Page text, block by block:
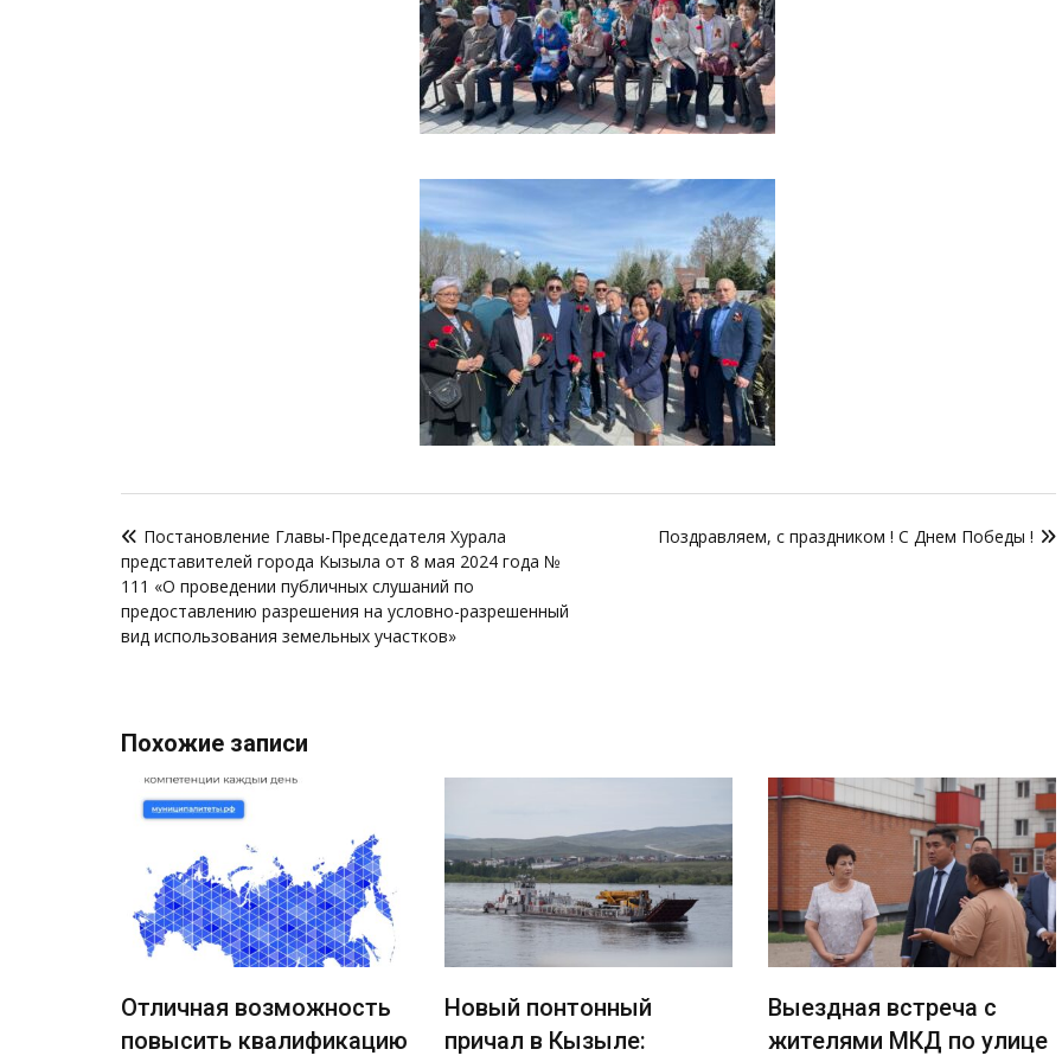
по
записям
Постановление Главы-Председателя Хурала
представителей города Кызыла от 8 мая 2024 года №
111 «О проведении публичных слушаний по
предоставлению разрешения на условно-разрешенный
вид использования земельных участков»
Поздравляем, с праздником ! С Днем Победы !
Похожие записи
Отличная возможность
повысить квалификацию
Новый понтонный
причал в Кызыле:
Выездная встреча с
жителями МКД по улице